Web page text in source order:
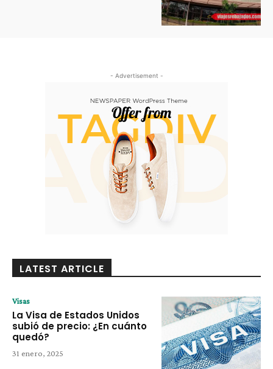
- Advertisement -
LATEST ARTICLE
Visas
La Visa de Estados Unidos
subió de precio: ¿En cuánto
quedó?
31 enero, 2025